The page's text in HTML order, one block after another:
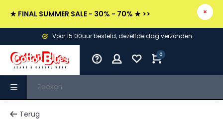
★ FINAL SUMMER SALE - 30% - 70% ★ >>
Voor 15.00uur besteld, dezelfde dag verzonden
0
Terug